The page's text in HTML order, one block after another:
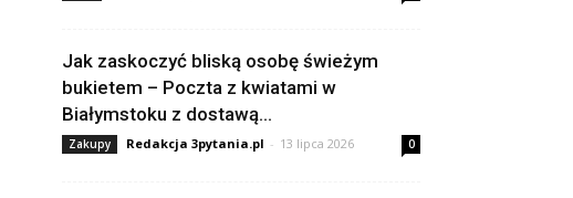
Jak zaskoczyć bliską osobę świeżym
bukietem – Poczta z kwiatami w
Białymstoku z dostawą...
Zakupy Redakcja 3pytania.pl - 13 lipca 2026 0